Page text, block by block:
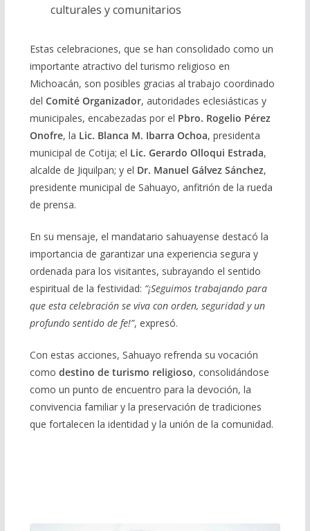
culturales y comunitarios
Estas celebraciones, que se han consolidado como un
importante atractivo del turismo religioso en
Michoacán, son posibles gracias al trabajo coordinado
del Comité Organizador, autoridades eclesiásticas y
municipales, encabezadas por el Pbro. Rogelio Pérez
Onofre, la Lic. Blanca M. Ibarra Ochoa, presidenta
municipal de Cotija; el Lic. Gerardo Olloqui Estrada,
alcalde de Jiquilpan; y el Dr. Manuel Gálvez Sánchez,
presidente municipal de Sahuayo, anfitrión de la rueda
de prensa.
En su mensaje, el mandatario sahuayense destacó la
importancia de garantizar una experiencia segura y
ordenada para los visitantes, subrayando el sentido
espiritual de la festividad: “¡Seguimos trabajando para
que esta celebración se viva con orden, seguridad y un
profundo sentido de fe!”, expresó.
Con estas acciones, Sahuayo refrenda su vocación
como destino de turismo religioso, consolidándose
como un punto de encuentro para la devoción, la
convivencia familiar y la preservación de tradiciones
que fortalecen la identidad y la unión de la comunidad.